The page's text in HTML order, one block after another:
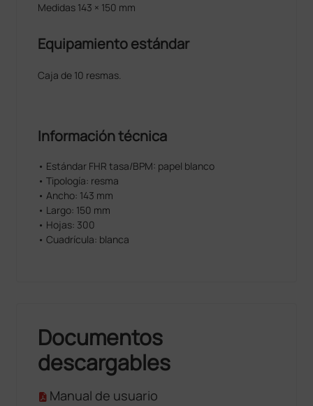
Medidas 143 × 150 mm
Equipamiento estándar
Caja de 10 resmas.
Información técnica
• Estándar FHR tasa/BPM: papel blanco
• Tipología: resma
• Ancho: 143 mm
• Largo: 150 mm
• Hojas: 300
• Cuadrícula: blanca
Documentos
descargables
Manual de usuario